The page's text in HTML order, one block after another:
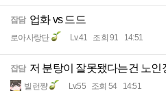
잡담 업화 vs 드드
로아사랑단 Lv.41 조회 91 14:51
잡담 저 분탕이 잘못됐다는건 노인
빌런쨩 Lv.55 조회 54 14:51